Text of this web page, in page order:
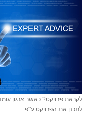
לקראת פרויקט? כאשר ארגון
לתכנן את הפרויקט ע"פ ...